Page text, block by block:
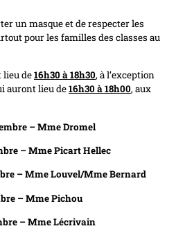
un masque et de respecter les
pour les familles des classes au
lieu de16h30 à 18h30, à l’exception
auront lieu de16h30 à 18h00, aux
– Mme Dromel
Mme Picart Hellec
Louvel/Mme Bernard
Mme Pichou
– Mme Lécrivain